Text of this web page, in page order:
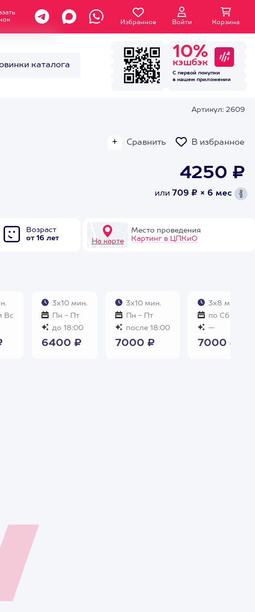
Избранное Войти Корзина
каталога
10%
кэшбэк
С первой покупки
в нашем приложении
Артикул: 2609
Сравнить В избранное
4250 ₽
или 709 ₽ × 6 мес
Возраст
от 16 лет
На карте
Место проведения
Картинг в ЦПКиО
Вс
3х10 мин.
Пн - Пт
до 18:00
6400 ₽
3х10 мин.
Пн - Пт
после 18:00
7000 ₽
3х8 мин.
по Сб и Вс
—
7000 ₽